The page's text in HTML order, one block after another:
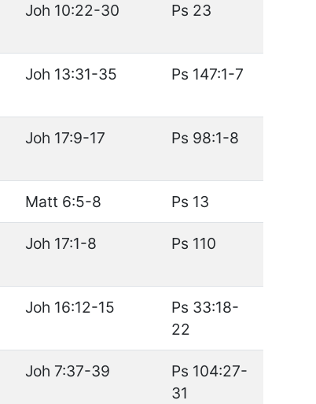
Joh 10:22-30 Ps 23
Joh 13:31-35 Ps 147:1-7
Joh 17:9-17 Ps 98:1-8
Matt 6:5-8 Ps 13
Joh 17:1-8 Ps 110
Joh 16:12-15
Ps 33:18-
22
Joh 7:37-39
Ps 104:27-
31